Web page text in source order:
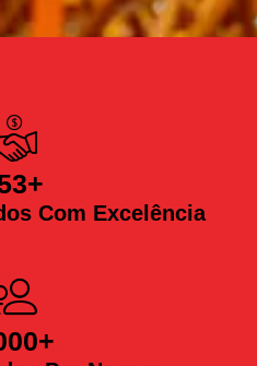
Com Excelência
+
+